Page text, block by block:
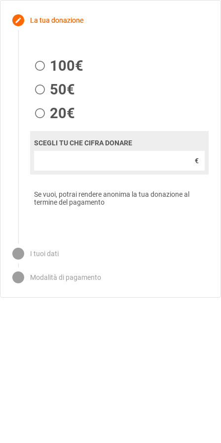
edit La tua donazione
100€
50€
20€
SCEGLI TU CHE CIFRA DONARE
€
Se vuoi, potrai rendere anonima la tua donazione al
termine del pagamento
I tuoi dati
Modalità di pagamento